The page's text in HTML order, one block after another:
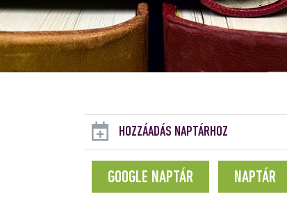
HOZZÁADÁS NAPTÁRHOZ
GOOGLE NAPTÁR NAPTÁR